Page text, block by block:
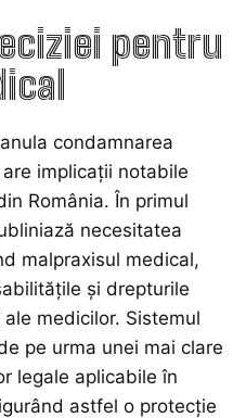
pentru
condamnarea
implicații notabile
România. În primul
necesitatea
malpraxisul medical,
și drepturile
medicilor. Sistemul
pe urma unei mai clare
legale aplicabile în
astfel o protecție